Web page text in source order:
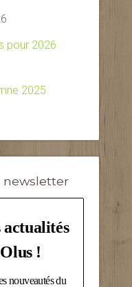
pour 2026
2025
newsletter
actualités
!
nouveautés du